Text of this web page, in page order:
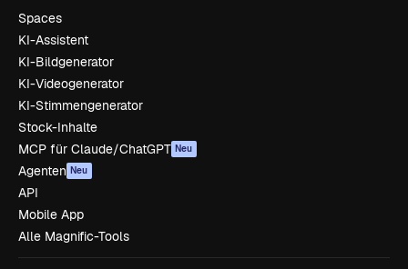
Spaces
KI-Assistent
KI-Bildgenerator
KI-Videogenerator
KI-Stimmengenerator
Stock-Inhalte
MCP für Claude/ChatGPT Neu
Agenten Neu
API
Mobile App
Alle Magnific-Tools